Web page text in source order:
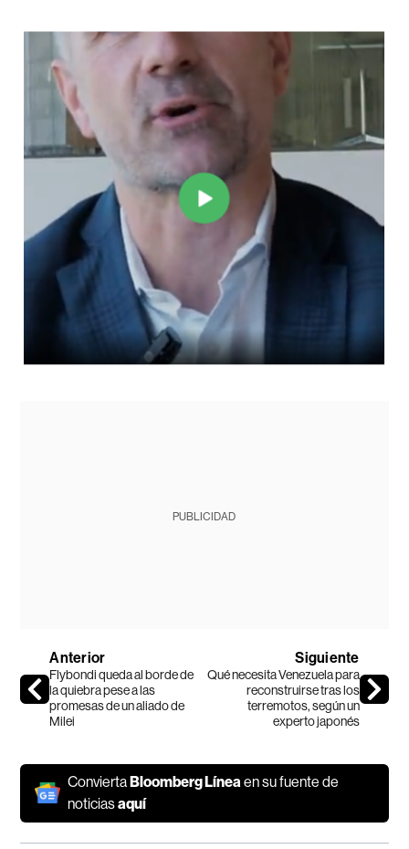
PUBLICIDAD
Anterior
Flybondi queda al borde de
la quiebra pese a las
promesas de un aliado de
Milei
Siguiente
Qué necesita Venezuela para
reconstruirse tras los
terremotos, según un
experto japonés
ConviertaBloomberg Línea en su fuente de
noticiasaquí